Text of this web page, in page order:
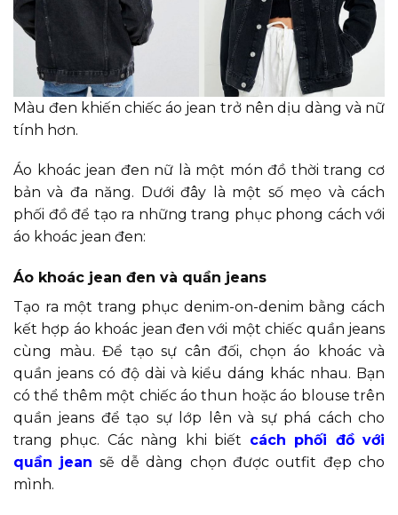
Màu đen khiến chiếc áo jean trở nên dịu dàng và nữ
tính hơn.
Áo khoác jean đen nữ là một món đồ thời trang cơ
bản và đa năng. Dưới đây là một số mẹo và cách
phối đồ để tạo ra những trang phục phong cách với
áo khoác jean đen:
Áo khoác jean đen và quần jeans
Tạo ra một trang phục denim-on-denim bằng cách
kết hợp áo khoác jean đen với một chiếc quần jeans
cùng màu. Để tạo sự cân đối, chọn áo khoác và
quần jeans có độ dài và kiểu dáng khác nhau. Bạn
có thể thêm một chiếc áo thun hoặc áo blouse trên
quần jeans để tạo sự lớp lên và sự phá cách cho
trang phục. Các nàng khi biết cách phối đồ với
quần jean sẽ dễ dàng chọn được outfit đẹp cho
mình.